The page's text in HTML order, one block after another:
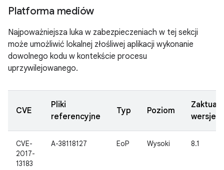
Platforma mediów
Najpoważniejsza luka w zabezpieczeniach w tej sekcji
może umożliwić lokalnej złośliwej aplikacji wykonanie
dowolnego kodu w kontekście procesu
uprzywilejowanego.
CVE
Pliki
referencyjne
Typ Poziom
wersje
CVE-
2017-
13183
A-38118127 EoP Wysoki 8.1